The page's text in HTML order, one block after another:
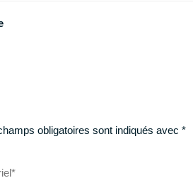
obligatoires sont indiqués avec *